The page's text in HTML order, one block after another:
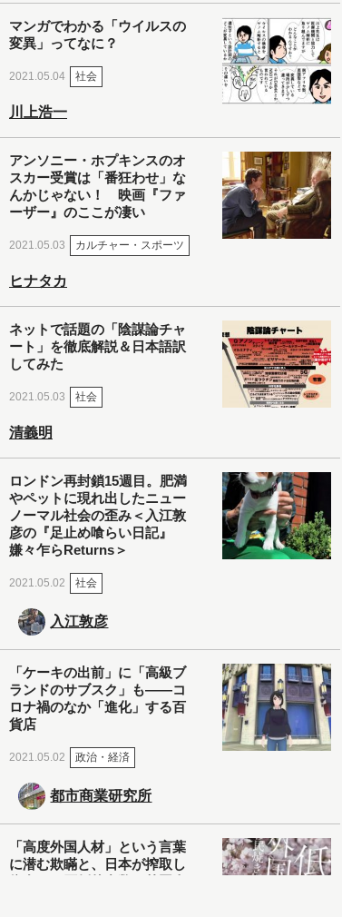
マンガでわかる「ウイルスの
変異」ってなに？
2021.05.04 社会
川上浩一
アンソニー・ホプキンスのオ
スカー受賞は「番狂わせ」な
んかじゃない！ 映画『ファ
ーザー』のここが凄い
2021.05.03 カルチャー・スポーツ
ヒナタカ
ネットで話題の「陰謀論チャ
ート」を徹底解説＆日本語訳
してみた
2021.05.03 社会
清義明
ロンドン再封鎖15週目。肥満
やペットに現れ出したニュー
ノーマル社会の歪み＜入江敦
彦の『足止め喰らい日記』
嫌々乍らReturns＞
2021.05.02 社会
入江敦彦
「ケーキの出前」に「高級ブ
ランドのサブスク」も――コ
ロナ禍のなか「進化」する百
貨店
2021.05.02 政治・経済
都市商業研究所
「高度外国人材」という言葉
に潜む欺瞞と、日本が搾取し